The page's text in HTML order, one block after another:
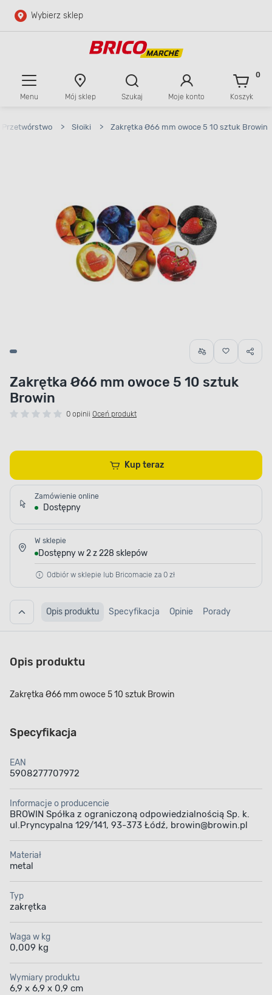
Przejdź do głównej zawartości
Wybierz sklep
Menu Mój sklep Szukaj Moje konto Koszyk
0
Przetwórstwo > Słoiki > Zakrętka Ø66 mm owoce 5 10 sztuk Browin
Zakrętka Ø66 mm owoce 5 10 sztuk
Browin
0 opinii Oceń produkt
Kup teraz
Zamówienie online
Dostępny
W sklepie
Dostępny w 2 z 228 sklepów
Odbiór w sklepie lub Bricomacie za 0 zł
Opis produktu Specyfikacja Opinie Porady
Opis produktu
Zakrętka Ø66 mm owoce 5 10 sztuk Browin
Specyfikacja
EAN
5908277707972
Informacje o producencie
BROWIN Spółka z ograniczoną odpowiedzialnością Sp. k.
ul.Pryncypalna 129/141, 93-373 Łódź, browin@browin.pl
Materiał
metal
Typ
zakrętka
Waga w kg
0,009 kg
Wymiary produktu
6,9 x 6,9 x 0,9 cm